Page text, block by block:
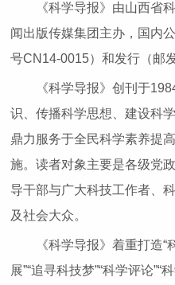
《科学导报》由山西省科
闻出版传媒集团主办，国内
号CN14-0015）和发行（邮
《科学导报》创刊于1984
识、传播科学思想、建设科
鼎力服务于全民科学素养提
施。读者对象主要是各级党
导干部与广大科技工作者、
及社会大众。
《科学导报》着重打造“科
展”“追寻科技梦”“科学评论”“